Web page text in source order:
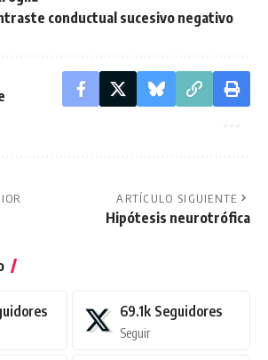
conductual sucesivo negativo
ARTÍCULO SIGUIENTE
Hipótesis neurotrófica
69.1k Seguidores
Seguir